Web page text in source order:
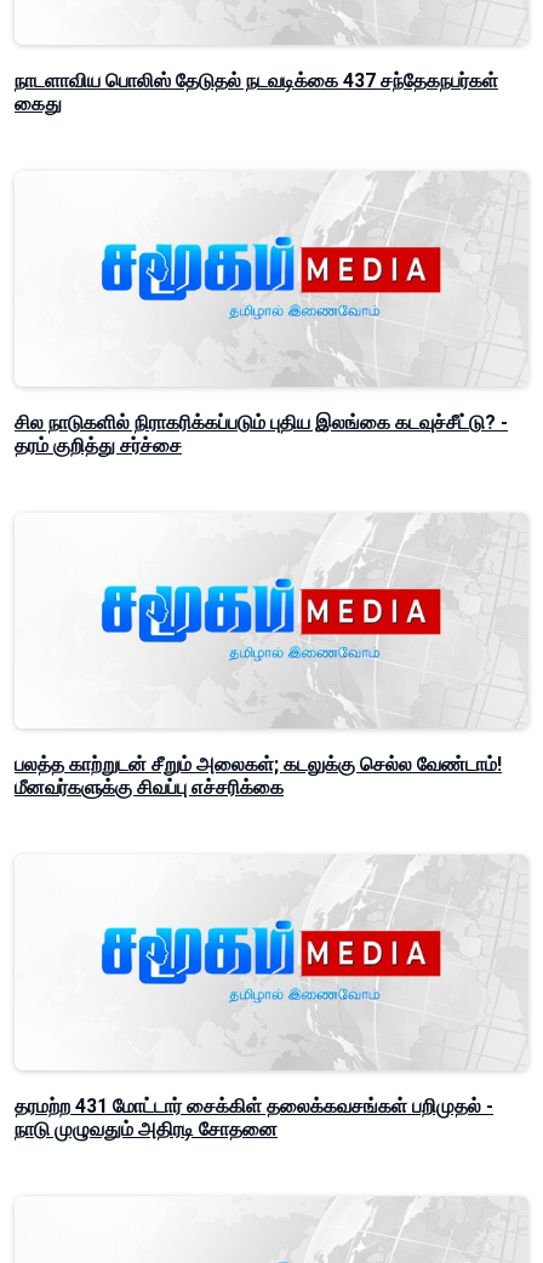
நாடளாவிய பொலிஸ் தேடுதல் நடவடிக்கை 437 சந்தேகநபர்கள்
கைது
சில நாடுகளில் நிராகரிக்கப்படும் புதிய இலங்கை கடவுச்சீட்டு? -
தரம் குறித்து சர்ச்சை
பலத்த காற்றுடன் சீறும் அலைகள்; கடலுக்கு செல்ல வேண்டாம்!
மீனவர்களுக்கு சிவப்பு எச்சரிக்கை
தரமற்ற 431 மோட்டார் சைக்கிள் தலைக்கவசங்கள் பறிமுதல் -
நாடு முழுவதும் அதிரடி சோதனை